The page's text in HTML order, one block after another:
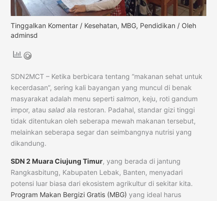
Tinggalkan Komentar / Kesehatan, MBG, Pendidikan / Oleh
adminsd
SDN2MCT – Ketika berbicara tentang “makanan sehat untuk
kecerdasan”, sering kali bayangan yang muncul di benak
masyarakat adalah menu seperti salmon, keju, roti gandum
impor, atau saladala restoran. Padahal, standar gizi tinggi
tidak ditentukan oleh seberapa mewah makanan tersebut,
melainkan seberapa segar dan seimbangnya nutrisi yang
dikandung.
SDN 2 Muara Ciujung Timur, yang berada di jantung
Rangkasbitung, Kabupaten Lebak, Banten, menyadari
potensi luar biasa dari ekosistem agrikultur di sekitar kita.
Program Makan Bergizi Gratis (MBG) yang ideal harus